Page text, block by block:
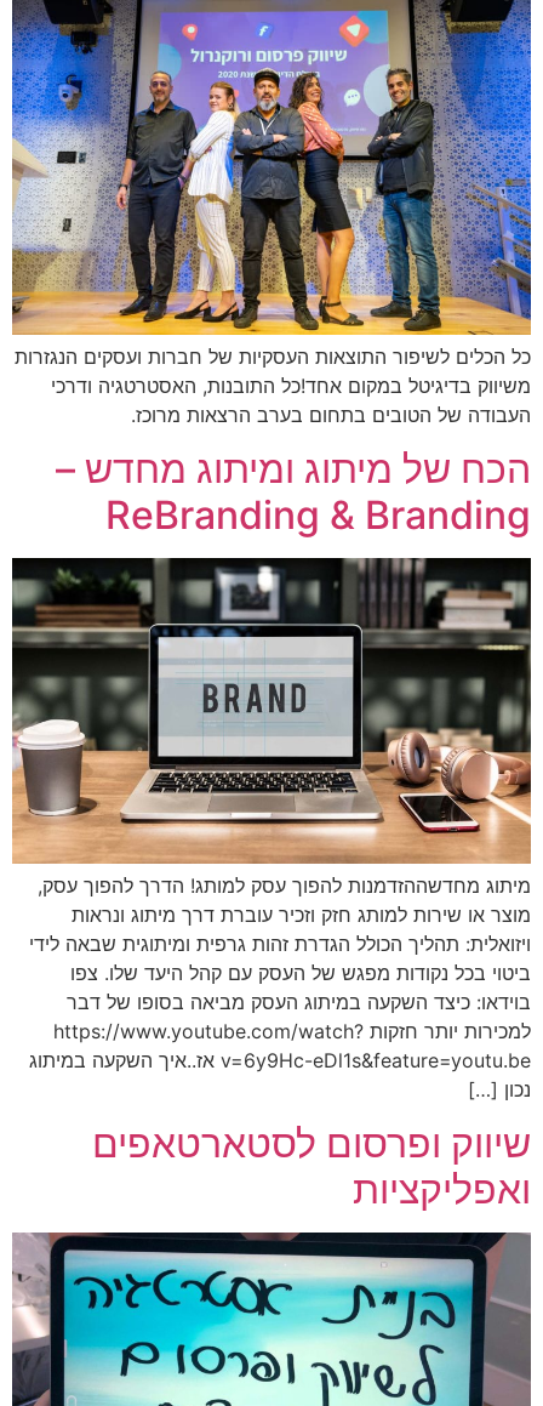
כל הכלים לשיפור התוצאות העסקיות של חברות ועסקים הנגזרות
משיווק בדיגיטל במקום אחד!כל התובנות, האסטרטגיה ודרכי
העבודה של הטובים בתחום בערב הרצאות מרוכז.
הכח של מיתוג ומיתוג מחדש –
ReBranding & Branding
מיתוג מחדשההזדמנות להפוך עסק למותג! הדרך להפוך עסק,
מוצר או שירות למותג חזק וזכיר עוברת דרך מיתוג ונראות
ויזואלית: תהליך הכולל הגדרת זהות גרפית ומיתוגית שבאה לידי
ביטוי בכל נקודות מפגש של העסק עם קהל היעד שלו. צפו
בוידאו: כיצד השקעה במיתוג העסק מביאה בסופו של דבר
למכירות יותר חזקות https://www.youtube.com/watch?
v=6y9Hc-eDl1s&feature=youtu.be אז..איך השקעה במיתוג
נכון […]
שיו​ו​ק ופרסום לסטארטאפים
ואפליקציות​